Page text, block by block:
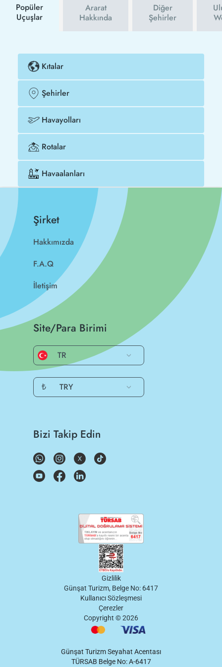
Popüler
Uçuşlar
Ararat
Hakkında
Diğer
Şehirler
Kıtalar
Şehirler
Havayolları
Rotalar
Havaalanları
Şirket
Hakkımızda
F.A.Q
İletişim
Site/Para Birimi
TR
₺ TRY
Bizi Takip Edin
Gizlilik
Günşat Turizm, Belge No: 6417
Kullanıcı Sözleşmesi
Çerezler
Copyright ©2026
Günşat Turizm Seyahat Acentası
TÜRSAB Belge No: A-6417